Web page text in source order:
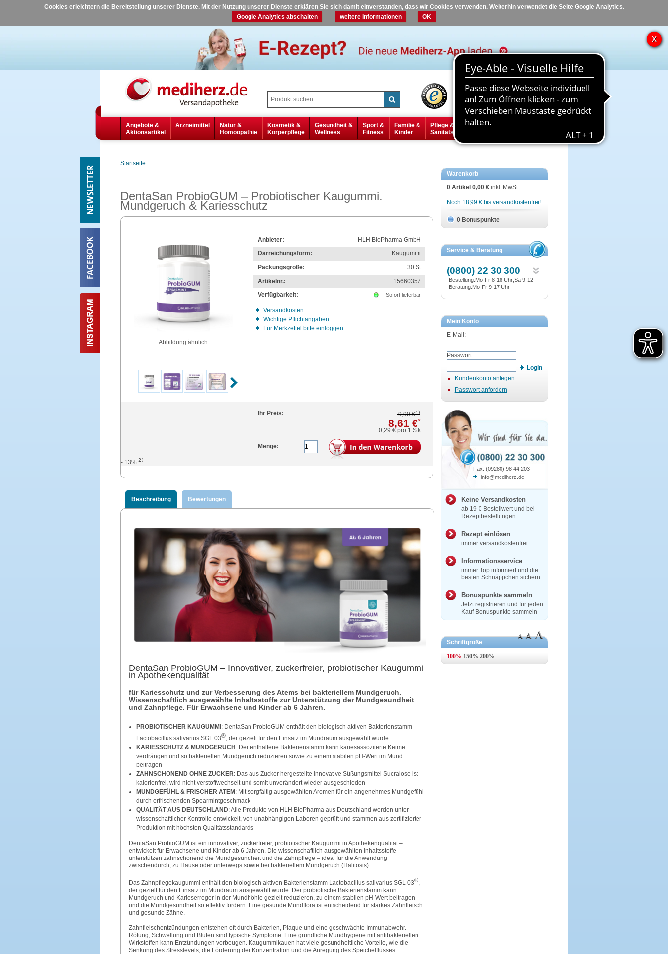
Cookies erleichtern die Bereitstellung unserer Dienste. Mit der Nutzung unserer Dienste erklären Sie sich damit einverstanden, dass wir Cookies verwenden. Weiterhin verwendet die Seite Google Analytics.
Google Analytics abschalten
weitere Informationen OK
Hilfe Kontakt
Angebote &
Aktionsartikel
Arzneimittel
Natur &
Homöopathie
Kosmetik &
Körperpflege
Gesundheit &
Wellness
Sport &
Fitness
Familie &
Kinder
Pflege &
Sanitätsbedarf
Diabetes
Startseite
DentaSan ProbioGUM – Probiotischer Kaugummi.
Mundgeruch & Kariesschutz
Abbildung ähnlich
Anbieter:
HLH BioPharma GmbH
Darreichungsform:
Kaugummi
Packungsgröße:
30 St
Artikelnr.:
15660357
Verfügbarkeit:
Sofort lieferbar
Versandkosten
Wichtige Pflichtangaben
Für Merkzettel bitte einloggen
Ihr Preis: 9,90 €4)
8,61 €*
0,29 €pro 1 Stk
Menge:
- 13% 2)
Beschreibung Bewertungen
DentaSan ProbioGUM – Innovativer, zuckerfreier, probiotischer Kaugummi
in Apothekenqualität
für Kariesschutz und zur Verbesserung des Atems bei bakteriellem Mundgeruch.
Wissenschaftlich ausgewählte Inhaltsstoffe zur Unterstützung der Mundgesundheit
und Zahnpflege. Für Erwachsene und Kinder ab 6 Jahren.
PROBIOTISCHER KAUGUMMI: DentaSan ProbioGUM enthält den biologisch aktiven Bakterienstamm
Lactobacillus salivarius SGL 03®, der gezielt für den Einsatz im Mundraum ausgewählt wurde
KARIESSCHUTZ & MUNDGERUCH: Der enthaltene Bakterienstamm kann kariesassoziierte Keime
verdrängen und so bakteriellen Mundgeruch reduzieren sowie zu einem stabilen pH-Wert im Mund
beitragen
ZAHNSCHONEND OHNE ZUCKER: Das aus Zucker hergestellte innovative Süßungsmittel Sucralose ist
kalorienfrei, wird nicht verstoffwechselt und somit unverändert wieder ausgeschieden
MUNDGEFÜHL & FRISCHER ATEM: Mit sorgfältig ausgewählten Aromen für ein angenehmes Mundgefühl
durch erfrischenden Spearmintgeschmack
QUALITÄT AUS DEUTSCHLAND: Alle Produkte von HLH BioPharma aus Deutschland werden unter
wissenschaftlicher Kontrolle entwickelt, von unabhängigen Laboren geprüft und stammen aus zertifizierter
Produktion mit höchsten Qualitätsstandards
DentaSan ProbioGUM ist ein innovativer, zuckerfreier, probiotischer Kaugummi in Apothekenqualität –
entwickelt für Erwachsene und Kinder ab 6 Jahren. Die wissenschaftlich ausgewählten Inhaltsstoffe
unterstützen zahnschonend die Mundgesundheit und die Zahnpflege – ideal für die Anwendung
zwischendurch, zu Hause oder unterwegs sowie bei bakteriellem Mundgeruch (Halitosis).
Das Zahnpflegekaugummi enthält den biologisch aktiven Bakterienstamm Lactobacillus salivarius SGL 03®,
der gezielt für den Einsatz im Mundraum ausgewählt wurde. Der probiotische Bakterienstamm kann
Mundgeruch und Karieserreger in der Mundhöhle gezielt reduzieren, zu einem stabilen pH-Wert beitragen
und die Mundgesundheit so effektiv fördern. Eine gesunde Mundflora ist entscheidend für starkes Zahnfleisch
und gesunde Zähne.
Zahnfleischentzündungen entstehen oft durch Bakterien, Plaque und eine geschwächte Immunabwehr.
Rötung, Schwellung und Bluten sind typische Symptome. Eine gründliche Mundhygiene mit antibakteriellen
Wirkstoffen kann Entzündungen vorbeugen. Kaugummikauen hat viele gesundheitliche Vorteile, wie die
Senkung des Stresslevels, die Förderung der Konzentration und die Anregung des Speichelflusses.
Warenkorb
0 Artikel 0,00 € inkl. MwSt.
Noch 18,99 € bis versandkostenfrei!
0 Bonuspunkte
Service & Beratung
(0800) 22 30 300
Bestellung:Mo-Fr 8-18 Uhr;Sa 9-12
Beratung:Mo-Fr 9-17 Uhr
Mein Konto
E-Mail:
Passwort:
Login
Kundenkonto anlegen
Passwort anfordern
Fax: (09280) 98 44 203
info@mediherz.de
Keine Versandkosten
ab 19 € Bestellwert und bei
Rezeptbestellungen
Rezept einlösen
immer versandkostenfrei
Informationsservice
immer Top informiert und die
besten Schnäppchen sichern
Bonuspunkte sammeln
Jetzt registrieren und für jeden
Kauf Bonuspunkte sammeln
Schriftgröße